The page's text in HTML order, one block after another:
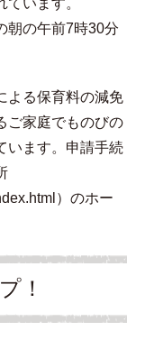
朝の午前7時30分
よる保育料の減免
ご家庭でものびの
います。申請手続
）のホー
！